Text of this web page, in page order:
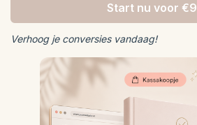
Start nu voor €9
Verhoog je conversies vandaag!